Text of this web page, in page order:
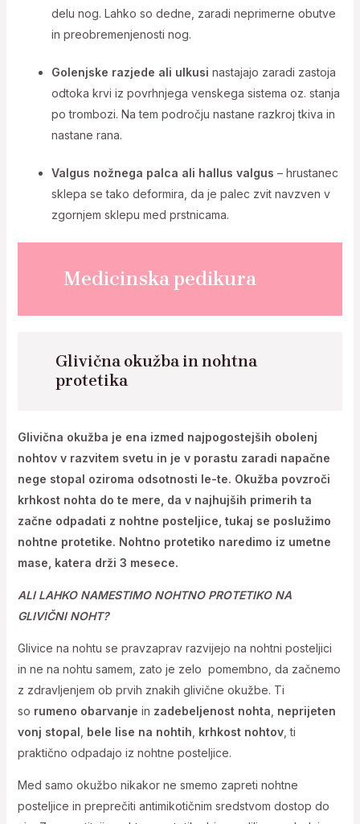
delu nog. Lahko so dedne, zaradi neprimerne obutve
in preobremenjenosti nog.
Golenjske razjede ali ulkusi nastajajo zaradi zastoja
odtoka krvi iz povrhnjega venskega sistema oz. stanja
po trombozi. Na tem področju nastane razkroj tkiva in
nastane rana.
Valgus nožnega palca ali hallus valgus – hrustanec
sklepa se tako deformira, da je palec zvit navzven v
zgornjem sklepu med prstnicama.
Medicinska pedikura
Glivična okužba in nohtna
protetika
Glivična okužba je ena izmed najpogostejših obolenj
nohtov v razvitem svetu in je v porastu zaradi napačne
nege stopal oziroma odsotnosti le-te. Okužba povzroči
krhkost nohta do te mere, da v najhujših primerih ta
začne odpadati z nohtne posteljice, tukaj se poslužimo
nohtne protetike. Nohtno protetiko naredimo iz umetne
mase, katera drži 3 mesece.
ALI LAHKO NAMESTIMO NOHTNO PROTETIKO NA
GLIVIČNI NOHT?
Glivice na nohtu se pravzaprav razvijejo na nohtni posteljici
in ne na nohtu samem, zato je zelo pomembno, da začnemo
z zdravljenjem ob prvih znakih glivične okužbe. Ti
so rumeno obarvanje in zadebeljenost nohta neprijeten
vonj stopal bele lise na nohtih krhkost nohtov, ti
praktično odpadajo iz nohtne posteljice.
Med samo okužbo nikakor ne smemo zapreti nohtne
posteljice in preprečiti antimikotičnim sredstvom dostop do